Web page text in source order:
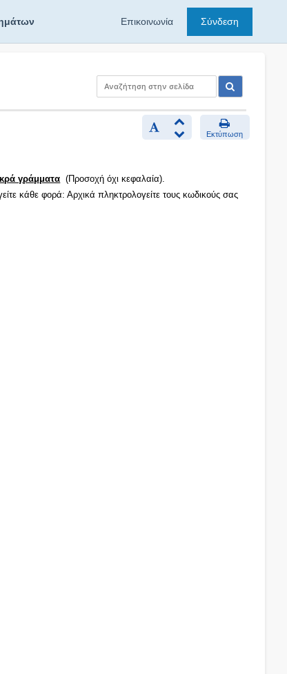
Επικοινωνία Σύνδεση
Εκτύπωση
γράμματα (Προσοχή όχι κεφαλαία).
κάθε φορά: Αρχικά πληκτρολογείτε τους κωδικούς σας